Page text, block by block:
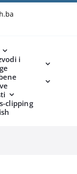
i
clipping